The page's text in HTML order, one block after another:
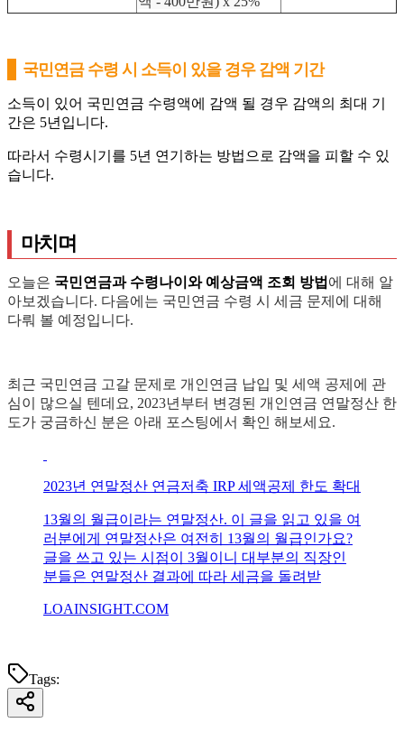
국민연금 수령 시 소득이 있을 경우 감액 기간
소득이 있어 국민연금 수령액에 감액 될 경우 감액의 최대 기
간은 5년입니다.
따라서 수령시기를 5년 연기하는 방법으로 감액을 피할 수 있
습니다.
마치며
오늘은 국민연금과 수령나이와 예상금액 조회 방법 에 대해 알
아보겠습니다. 다음에는 국민연금 수령 시 세금 문제에 대해
다뤄 볼 예정입니다.
최근 국민연금 고갈 문제로 개인연금 납입 및 세액 공제에 관
심이 많으실 텐데요, 2023년부터 변경된 개인연금 연말정산 한
도가 궁금하신 분은 아래 포스팅에서 확인 해보세요.
2023년 연말정산 연금저축 IRP 세액공제 한도 확대
13월의 월급이라는 연말정산. 이 글을 읽고 있을 여
러분에게 연말정산은 여전히 13월의 월급인가요?
글을 쓰고 있는 시점이 3월이니 대부분의 직장인
분들은 연말정산 결과에 따라 세금을 돌려받
LOAINSIGHT.COM
Tags: